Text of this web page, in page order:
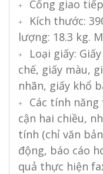
+ Cổng giao
+
Kích thước:
lượng: 18.3 kg.
+
Loại giấy:
chế, giấy màu,
nhãn, giấy khổ
+
Các tính
cận hai chiều,
tính (chỉ văn
động, báo cáo
quả thực hiện